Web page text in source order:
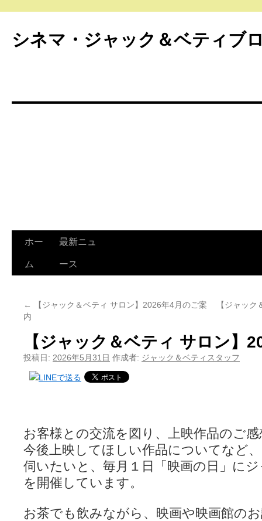
シネマ・ジャック＆ベティブ
ホー
ム
最新ニュ
ース
←
【ジャック＆ベティ サロン】2026年4月のご案
内
【ジャッ
【ジャック＆ベティ サロン】
投稿日: 2026年5月31日 作成者: ジャック＆ベティスタッフ
お客様との交流を図り、上映作品のご
今後上映してほしい作品についてなど
伺いたいと、毎月１日「映画の日」に
を開催しています。
お茶でも飲みながら、映画や映画館の